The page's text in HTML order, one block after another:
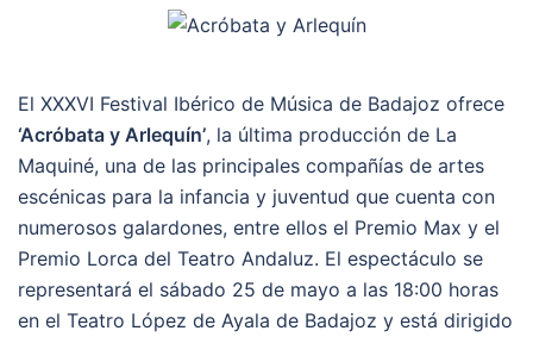
El XXXVI Festival Ibérico de Música de Badajoz ofrece
‘Acróbata y Arlequín’, la última producción de La
Maquiné, una de las principales compañías de artes
escénicas para la infancia y juventud que cuenta con
numerosos galardones, entre ellos el Premio Max y el
Premio Lorca del Teatro Andaluz. El espectáculo se
representará el sábado 25 de mayo a las 18:00 horas
en el Teatro López de Ayala de Badajoz y está dirigido